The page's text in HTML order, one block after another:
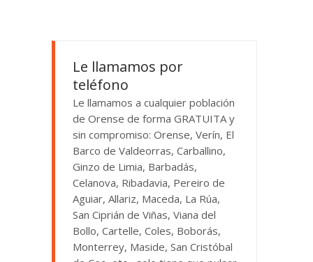
Le llamamos por
teléfono
Le llamamos a cualquier población
de Orense de forma GRATUITA y
sin compromiso: Orense, Verín, El
Barco de Valdeorras, Carballino,
Ginzo de Limia, Barbadás,
Celanova, Ribadavia, Pereiro de
Aguiar, Allariz, Maceda, La Rúa,
San Ciprián de Viñas, Viana del
Bollo, Cartelle, Coles, Boborás,
Monterrey, Maside, San Cristóbal